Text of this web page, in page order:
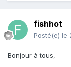
fishhot
Posté(e) le
Bonjour à tous,